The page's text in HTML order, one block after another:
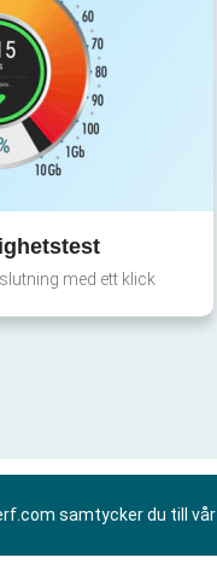
med ett klick
samtycker du till vår